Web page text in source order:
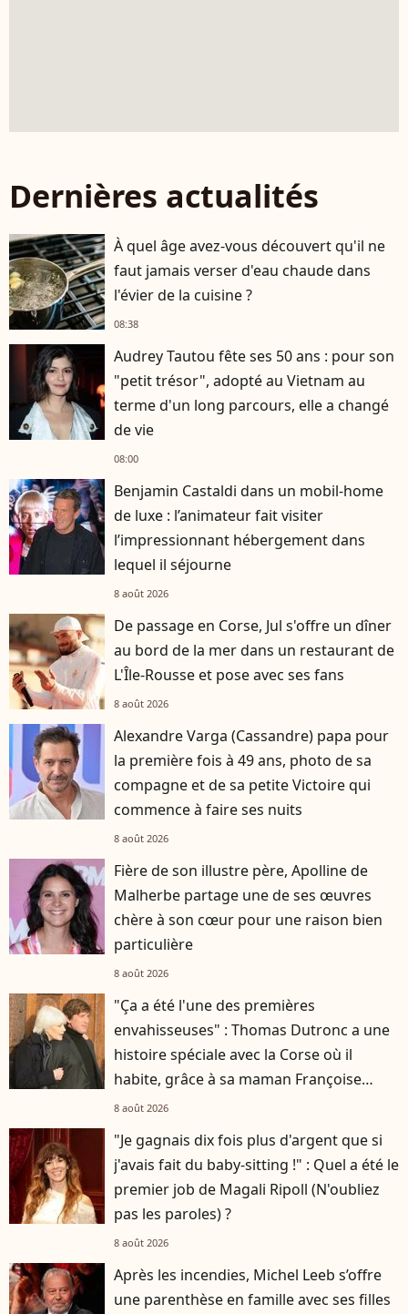
Dernières actualités
À quel âge avez-vous découvert qu'il ne
faut jamais verser d'eau chaude dans
l'évier de la cuisine ?
08:38
Audrey Tautou fête ses 50 ans : pour son
"petit trésor", adopté au Vietnam au
terme d'un long parcours, elle a changé
de vie
08:00
Benjamin Castaldi dans un mobil-home
de luxe : l’animateur fait visiter
l’impressionnant hébergement dans
lequel il séjourne
8 août 2026
De passage en Corse, Jul s'offre un dîner
au bord de la mer dans un restaurant de
L'Île-Rousse et pose avec ses fans
8 août 2026
Alexandre Varga (Cassandre) papa pour
la première fois à 49 ans, photo de sa
compagne et de sa petite Victoire qui
commence à faire ses nuits
8 août 2026
Fière de son illustre père, Apolline de
Malherbe partage une de ses œuvres
chère à son cœur pour une raison bien
particulière
8 août 2026
"Ça a été l'une des premières
envahisseuses" : Thomas Dutronc a une
histoire spéciale avec la Corse où il
habite, grâce à sa maman Françoise
Hardy
8 août 2026
"Je gagnais dix fois plus d'argent que si
j'avais fait du baby-sitting !" : Quel a été le
premier job de Magali Ripoll (N'oubliez
pas les paroles) ?
8 août 2026
Après les incendies, Michel Leeb s’offre
une parenthèse en famille avec ses filles